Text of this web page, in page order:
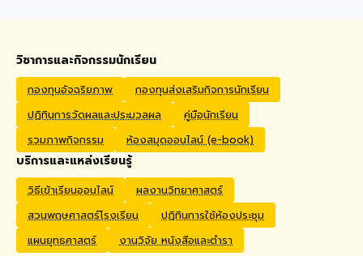
Studies, PE, Arts, or a
Speakers or Non-Native
English Speakers with a
verified TOEIC score of at
least 785. Prior teaching
experience is preferred.
Application Process
Interested candidates
should submit their CV,
passport copy, degree
certificates, relevant
transcripts/documents,
วิชาการและกิจกรรมนักเรียน
กองทุนอัจฉริยภาพ
กองทุนส่งเสริมกิจการนักเรียน
ปฏิทินการวัดผลและประมวลผล
คู่มือนักเรียน
รวมภาพกิจกรรม
ห้องสมุดออนไลน์ (e-book)
บริการและแหล่งเรียนรู้
วิธีเข้าเรียนออนไลน์
ผลงานวิทยาศาสตร์
สวนพฤษศาสตร์โรงเรียน
ปฏิทินการใช้ห้องประชุม
แผนยุทธศาสตร์
งานวิจัย หนังสือและตำรา